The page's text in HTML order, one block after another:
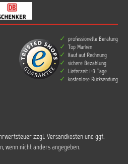
professionelle Beratung
Top Marken
Kauf auf Rechnung
sichere Bezahlung
Lieferzeit 1-3 Tage
kostenlose Rücksendung
zzgl. Versandkostenund ggf.
wenn nicht anders angegeben.